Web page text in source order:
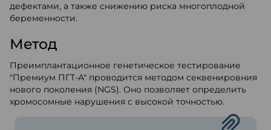
дефектами, а также снижению риска многоплодной
беременности.
Метод
Преимплантационное генетическое тестирование
"Премиум ПГТ-А" проводится методом секвенировния
нового поколения (NGS). Оно позволяет определить
хромосомные нарушения с высокой точностью.